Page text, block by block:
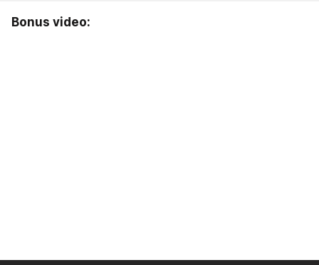
Bonus video: